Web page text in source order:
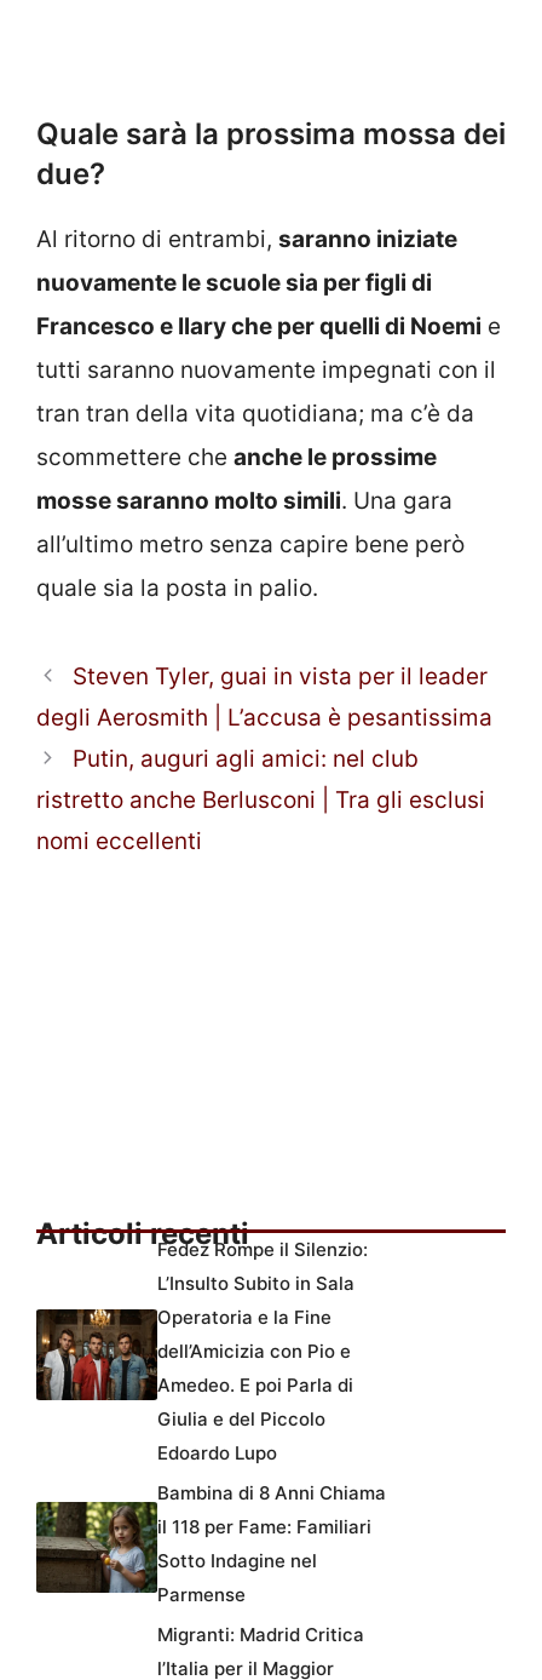
Quale sarà la prossima mossa dei
due?
Al ritorno di entrambi, saranno iniziate
nuovamente le scuole sia per figli di
Francesco e Ilary che per quelli di Noemi e
tutti saranno nuovamente impegnati con il
tran tran della vita quotidiana; ma c’è da
scommettere che anche le prossime
mosse saranno molto simili. Una gara
all’ultimo metro senza capire bene però
quale sia la posta in palio.
Steven Tyler, guai in vista per il leader
degli Aerosmith | L’accusa è pesantissima
Putin, auguri agli amici: nel club
ristretto anche Berlusconi | Tra gli esclusi
nomi eccellenti
Articoli recentiFedez Rompe il Silenzio:
L’Insulto Subito in Sala
Operatoria e la Fine
dell’Amicizia con Pio e
Amedeo. E poi Parla di
Giulia e del Piccolo
Edoardo Lupo
Bambina di 8 Anni Chiama
il 118 per Fame: Familiari
Sotto Indagine nel
Parmense
Migranti: Madrid Critica
l’Italia per il Maggior